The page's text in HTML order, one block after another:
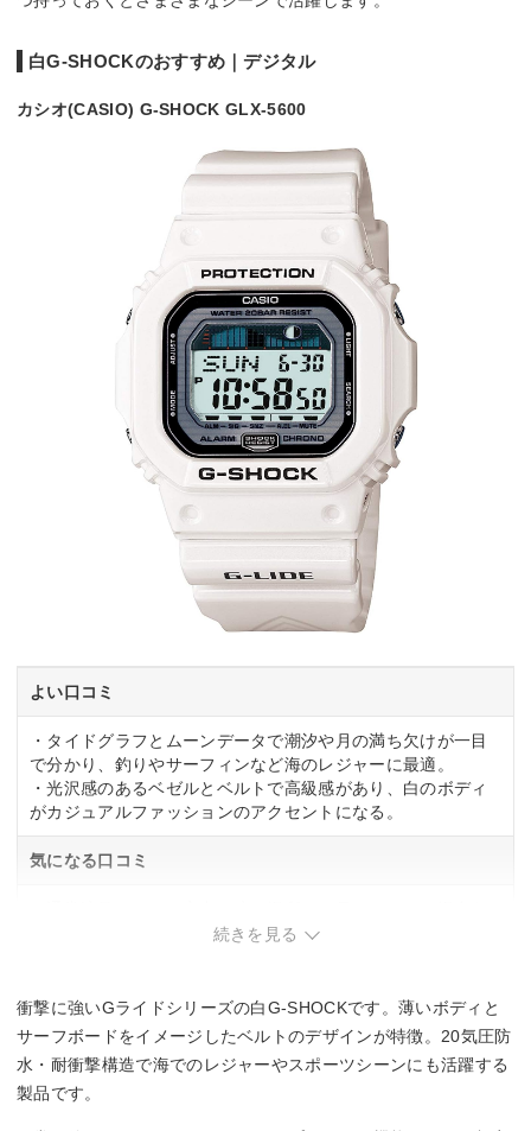
白G-SHOCKのおすすめ｜デジタル
カシオ(CASIO) G-SHOCK GLX-5600
よい口コミ
・タイドグラフとムーンデータで潮汐や月の満ち欠けが一目
で分かり、釣りやサーフィンなど海のレジャーに最適。
・光沢感のあるベゼルとベルトで高級感があり、白のボディ
がカジュアルファッションのアクセントになる。
気になる口コミ
続きを見る
衝撃に強いGライドシリーズの白G-SHOCKです。薄いボディと
サーフボードをイメージしたベルトのデザインが特徴。20気圧防
水・耐衝撃構造で海でのレジャーやスポーツシーンにも活躍する
製品です。